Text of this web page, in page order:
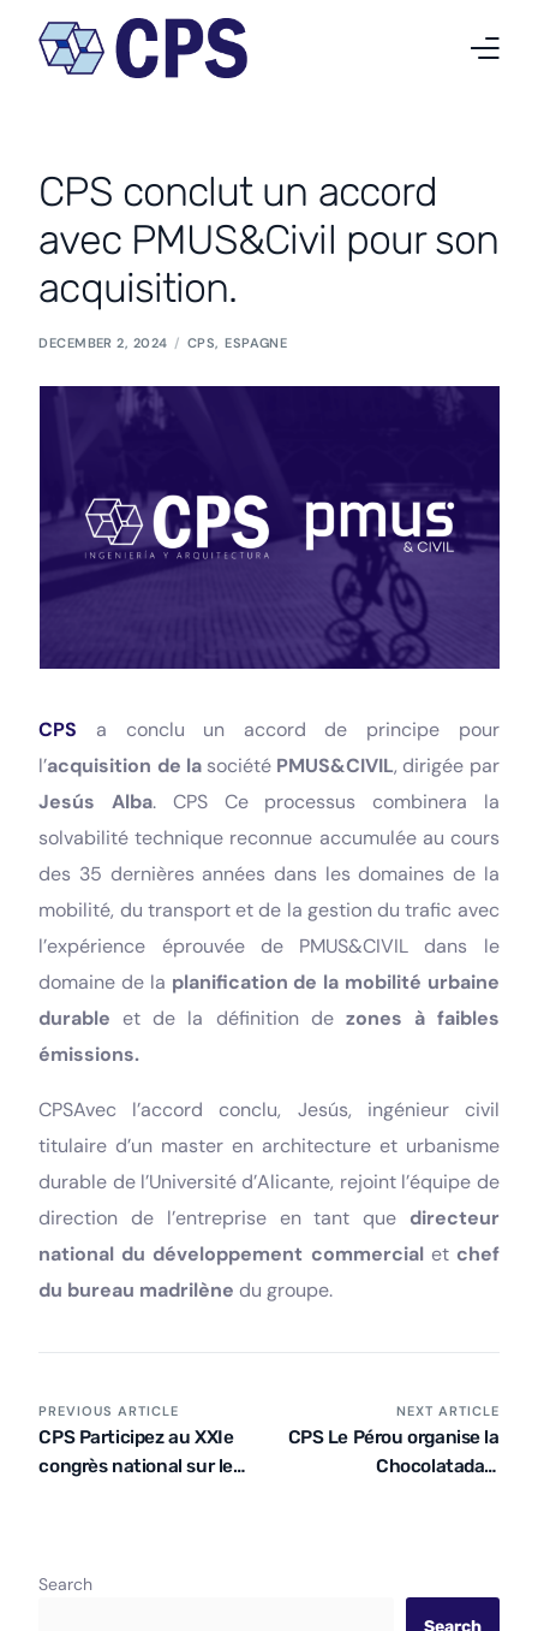
CPS conclut un accord
avec PMUS&Civil pour son
acquisition.
DECEMBER 2, 2024 CPS,ESPAGNE
CPS a conclu un accord de principe pour
l’acquisition de lasociété PMUS&CIVIL, dirigée par
Jesús Alba. CPS Ce processus combinera la
solvabilité technique reconnue accumulée au cours
des 35 dernières années dans les domaines de la
mobilité, du transport et de la gestion du trafic avec
l’expérience éprouvée de PMUS&CIVIL dans le
domaine de la planification de la mobilité urbaine
durable et de la définition de zones à faibles
émissions.
CPSAvec l’accord conclu, Jesús, ingénieur civil
titulaire d’un master en architecture et urbanisme
durable de l’Université d’Alicante, rejoint l’équipe de
direction de l’entreprise en tant que directeur
national du développement commercialet chef
du bureau madrilène du groupe.
PREVIOUS ARTICLE
CPS Participez au XXIe
congrès national sur les
NEXT ARTICLE
CPS Le Pérou organise la
Chocolatada à
Search
Search
Nos activités
Projets
Travailler chez CPS
Français